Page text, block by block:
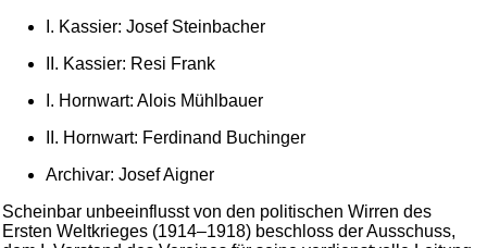
I. Kassier: Josef Steinbacher
II. Kassier: Resi Frank
I. Hornwart: Alois Mühlbauer
II. Hornwart: Ferdinand Buchinger
Archivar: Josef Aigner
Scheinbar unbeeinflusst von den politischen Wirren des
Ersten Weltkrieges (1914–1918) beschloss der Ausschuss,